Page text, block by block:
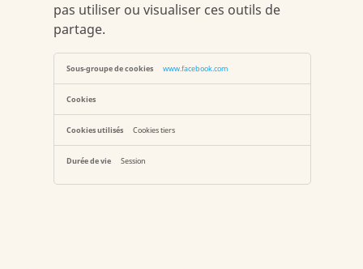
pas utiliser ou visualiser ces outils de
partage.
Cookies
réseaux
www.facebook.com
Cookies tiers
Session